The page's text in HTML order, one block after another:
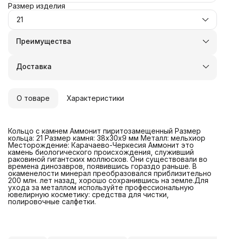
Размер изделия
21
Преимущества
Оплата частями в Сплит
Удобный возврат
Доставка
О товаре Характеристики
Кольцо с камнем Аммонит пиритозамещенный Размер
кольца: 21 Размер камня: 38х30х9 мм Металл: мельхиор
Месторождение: Карачаево-Черкесия Аммонит это
камень биологического происхождения, служивший
раковиной гигантских моллюсков. Они существовали во
времена динозавров, появившись гораздо раньше. В
окаменелости минерал преобразовался приблизительно
200 млн. лет назад, хорошо сохранившись на земле.Для
ухода за металлом используйте профессиональную
ювелирную косметику: средства для чистки,
полировочные салфетки.